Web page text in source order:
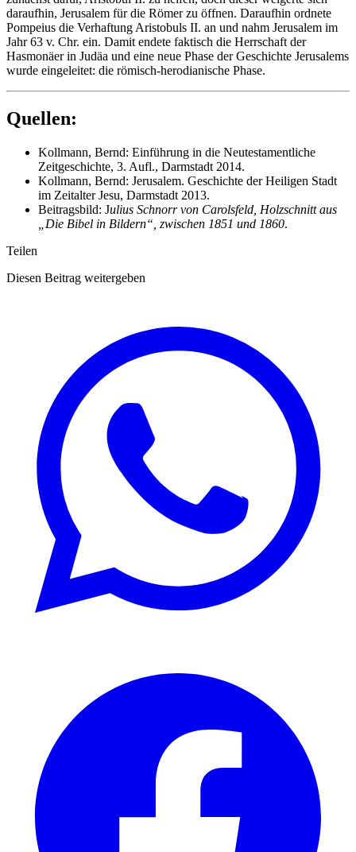
daraufhin, Jerusalem für die Römer zu öffnen. Daraufhin ordnete
Pompeius die Verhaftung Aristobuls II. an und nahm Jerusalem im
Jahr 63 v. Chr. ein. Damit endete faktisch die Herrschaft der
Hasmonäer in Judäa und eine neue Phase der Geschichte Jerusalems
wurde eingeleitet: die römisch-herodianische Phase.
Quellen:
Kollmann, Bernd: Einführung in die Neutestamentliche
Zeitgeschichte, 3. Aufl., Darmstadt 2014.
Kollmann, Bernd: Jerusalem. Geschichte der Heiligen Stadt
im Zeitalter Jesu, Darmstadt 2013.
Beitragsbild: Julius Schnorr von Carolsfeld, Holzschnitt aus
„Die Bibel in Bildern“, zwischen 1851 und 1860.
Teilen
Diesen Beitrag weitergeben